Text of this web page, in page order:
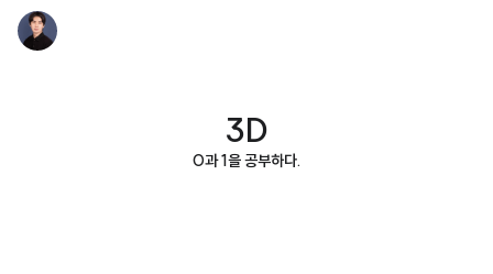
3D
0과 1을 공부하다.